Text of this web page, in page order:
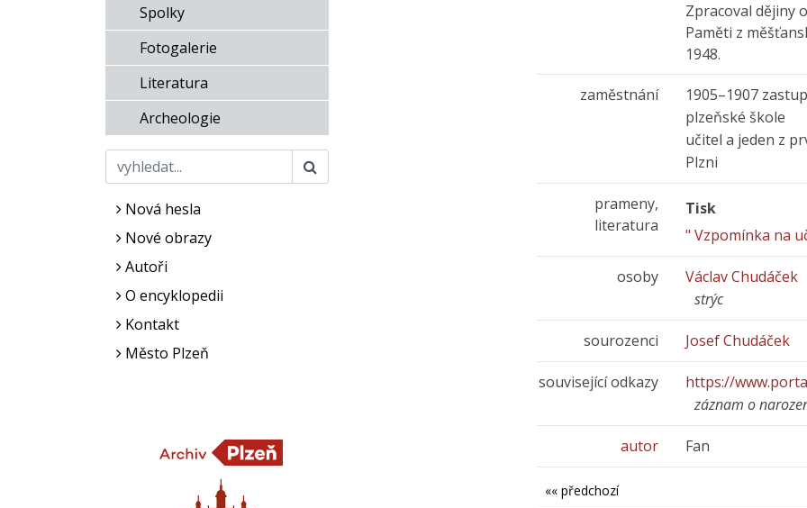
Spolky
Fotogalerie
Literatura
Archeologie
Nová hesla
Nové obrazy
Autoři
O encyklopedii
Kontakt
Město Plzeň
Zpracoval dějiny
Paměti z
1948.
zaměstnání 1905–1907
plzeňské škole
učitel a jeden z
Plzni
prameny,
literatura
Tisk
" Vzpomínka na
osoby
Václav Chudáček
strýc
sourozenci Josef Chudáček
související odkazy
https://
záznam o
autor Fan
«« předchozí